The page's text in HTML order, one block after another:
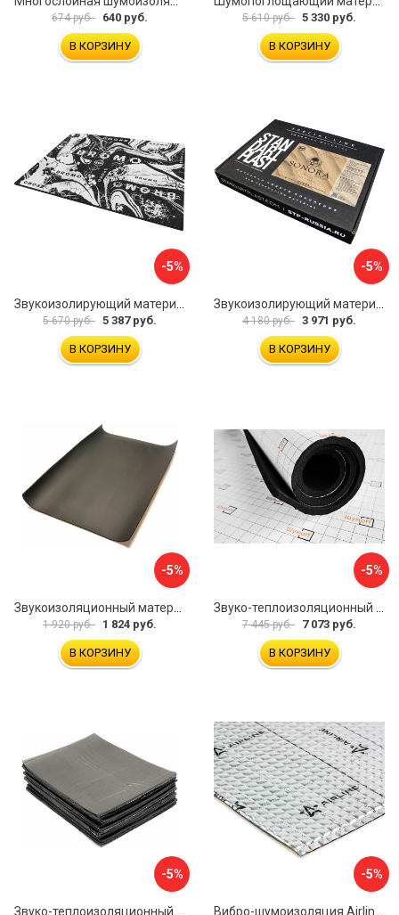
674 руб. 640 руб.
В КОРЗИНУ
5 610 руб. 5 330 руб.
В КОРЗИНУ
-5%
Звукоизолирующий материал STP Bromo 54253
5 670 руб. 5 387 руб.
В КОРЗИНУ
-5%
Звукоизолирующий материал STP Sonora 54254
4 180 руб. 3 971 руб.
В КОРЗИНУ
-5%
1 920 руб. 1 824 руб.
В КОРЗИНУ
-5%
7 445 руб. 7 073 руб.
В КОРЗИНУ
-5% -5%